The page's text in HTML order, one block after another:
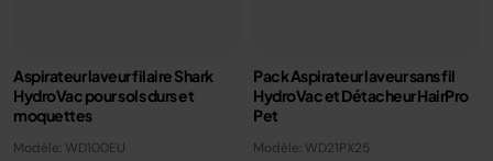
Aspirateur laveur filaire Shark
HydroVac pour sols durs et
moquettes
Modèle: WD100EU
Pack Aspirateur laveur sans fil
HydroVac et Détacheur HairPro
Pet
Modèle: WD21PX25